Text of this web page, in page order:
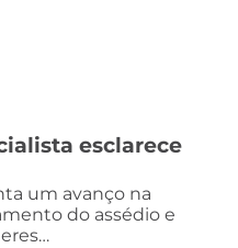
esclarece
um avanço na
do assédio e